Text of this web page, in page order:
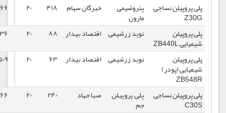
پتروشیمی
مارون
خبرگان سهام 418
20
105166
1399/02/29
نوید زرشیمی
اقتصاد بیدار 88
20
124236
1399/02/29
نوید زرشیمی
اقتصاد بیدار 63
20
120509
1399/02/29
پلی پروپیلن
جم
صبا جهاد 240
20
105166
1399/02/29